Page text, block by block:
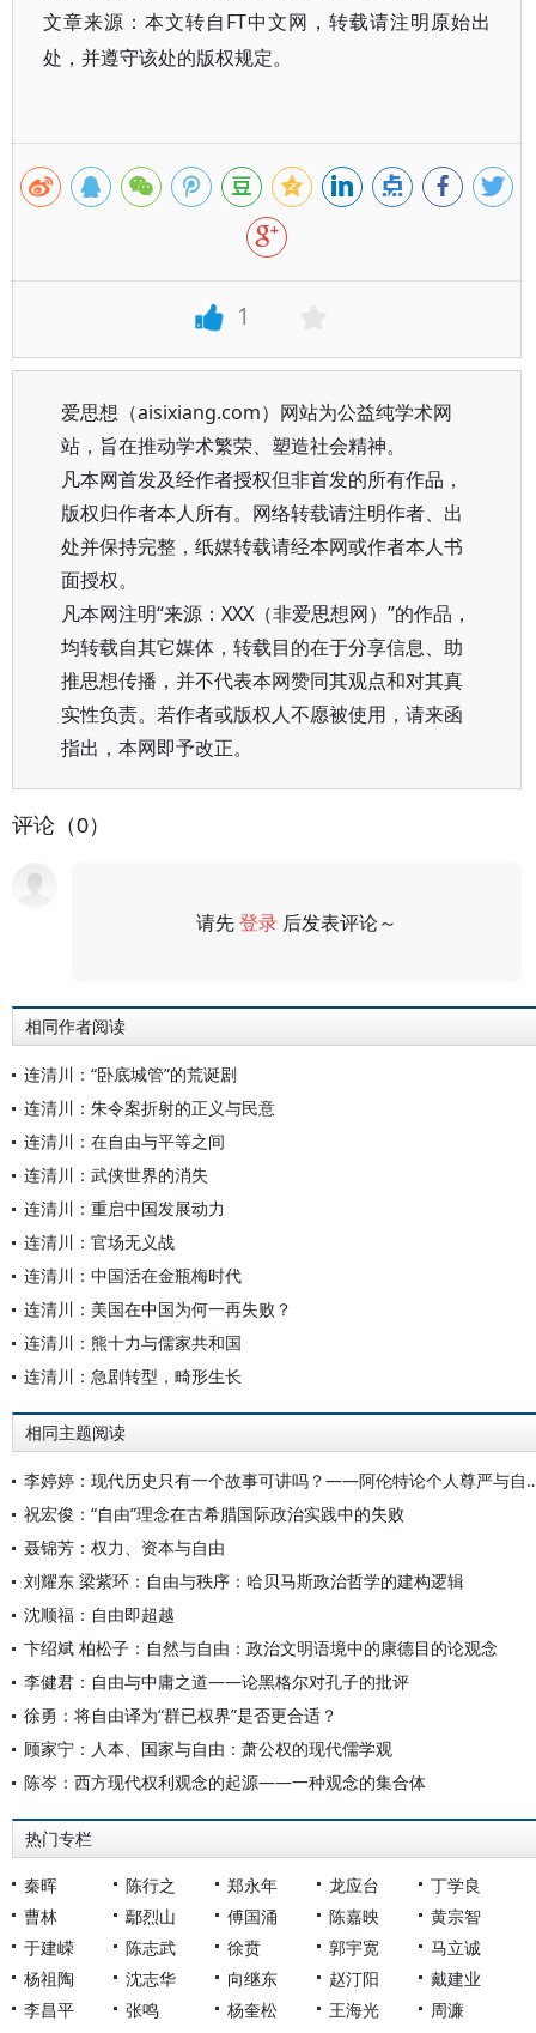
文章来源：本文转自FT中文网，转载请注明原始出
处，并遵守该处的版权规定。
1
爱思想（aisixiang.com）网站为公益纯学术网
站，旨在推动学术繁荣、塑造社会精神。
凡本网首发及经作者授权但非首发的所有作品，
版权归作者本人所有。网络转载请注明作者、出
处并保持完整，纸媒转载请经本网或作者本人书
面授权。
凡本网注明“来源：XXX（非爱思想网）”的作品，
均转载自其它媒体，转载目的在于分享信息、助
推思想传播，并不代表本网赞同其观点和对其真
实性负责。若作者或版权人不愿被使用，请来函
指出，本网即予改正。
评论（0）
请先登录 后发表评论～
相同作者阅读
连清川：“卧底城管”的荒诞剧
连清川：朱令案折射的正义与民意
连清川：在自由与平等之间
连清川：武侠世界的消失
连清川：重启中国发展动力
连清川：官场无义战
连清川：中国活在金瓶梅时代
连清川：美国在中国为何一再失败？
连清川：熊十力与儒家共和国
连清川：急剧转型，畸形生长
相同主题阅读
李婷婷：现代历史只有一个故事
祝宏俊：“自由”理念在古希腊国际政治实践中的失败
聂锦芳：权力、资本与自由
刘耀东 梁紫环：自由与秩序：哈贝马斯政治哲学的建构逻辑
沈顺福：自由即超越
卞绍斌 柏松子：自然与自由：政治文明语境中的康德目的论观念
李健君：自由与中庸之道——论黑格尔对孔子的批评
徐勇：将自由译为“群已权界”是否更合适？
顾家宁：人本、国家与自由：萧公权的现代儒学观
陈岑：西方现代权利观念的起源——一种观念的集合体
热门专栏
秦晖 陈行之 郑永年 龙应台
丁学良
曹林
鄢烈山 傅国涌 陈嘉映
黄宗智
于建嵘
陈志武 徐贲 郭宇宽
马立诚
杨祖陶
沈志华 向继东 赵汀阳
戴建业
李昌平
张鸣 杨奎松 王海光
周濂